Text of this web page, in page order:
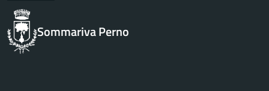
Sommariva Perno